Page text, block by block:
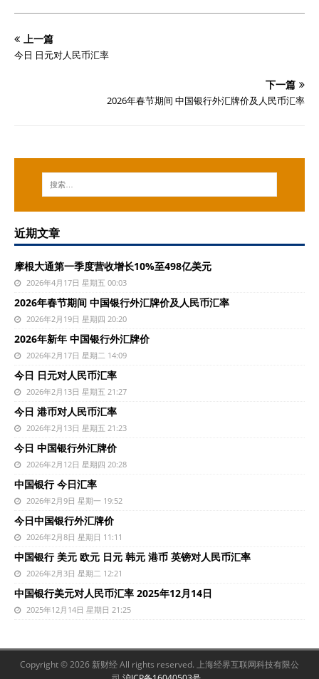
上一篇
今日 日元对人民币汇率
下一篇
2026年春节期间 中国银行外汇牌价及人民币汇率
近期文章
摩根大通第一季度营收增长10%至498亿美元
2026年4月17日 星期五 00:03
2026年春节期间 中国银行外汇牌价及人民币汇率
2026年2月19日 星期四 20:20
2026年新年 中国银行外汇牌价
2026年2月17日 星期二 14:09
今日 日元对人民币汇率
2026年2月13日 星期五 21:27
今日 港币对人民币汇率
2026年2月13日 星期五 21:23
今日 中国银行外汇牌价
2026年2月12日 星期四 20:28
中国银行 今日汇率
2026年2月9日 星期一 19:52
今日中国银行外汇牌价
2026年2月8日 星期日 11:11
中国银行 美元 欧元 日元 韩元 港币 英镑对人民币汇率
2026年2月3日 星期二 12:21
中国银行美元对人民币汇率 2025年12月14日
2025年12月14日 星期日 21:25
Copyright © 2026 新财经 All rights reserved. 上海经界互联网科技有限公